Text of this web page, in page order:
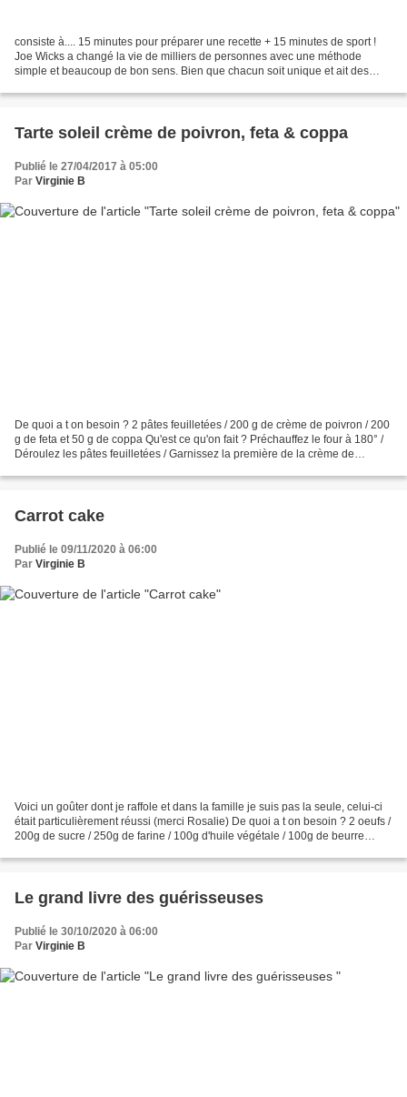
consiste à.... 15 minutes pour préparer une recette + 15 minutes de sport !
Joe Wicks a changé la vie de milliers de personnes avec une méthode
simple et beaucoup de bon sens. Bien que chacun soit unique et ait des
Tarte soleil crème de poivron, feta & coppa
Publié le 27/04/2017 à 05:00
Par Virginie B
De quoi a t on besoin ? 2 pâtes feuilletées / 200 g de crème de poivron / 200
g de feta et 50 g de coppa Qu'est ce qu'on fait ? Préchauffez le four à 180° /
Déroulez les pâtes feuilletées / Garnissez la première de la crème de
Carrot cake
Publié le 09/11/2020 à 06:00
Par Virginie B
Voici un goûter dont je raffole et dans la famille je suis pas la seule, celui-ci
était particulièrement réussi (merci Rosalie) De quoi a t on besoin ? 2 oeufs /
200g de sucre / 250g de farine / 100g d'huile végétale / 100g de beurre
Le grand livre des guérisseuses
Publié le 30/10/2020 à 06:00
Par Virginie B